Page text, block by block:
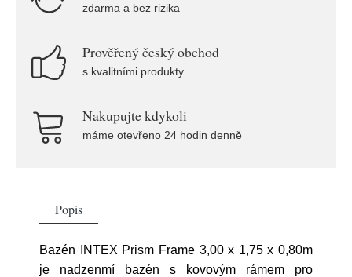
zdarma a bez rizika
Prověřený český obchod
s kvalitními produkty
Nakupujte kdykoli
máme otevřeno 24 hodin denně
Popis
Bazén INTEX Prism Frame 3,00 x 1,75 x 0,80m
je nadzenmí bazén s kovovým rámem pro